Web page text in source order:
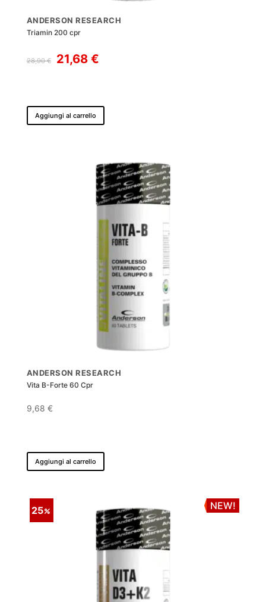
ANDERSON RESEARCH
Triamin 200 cpr
28,90€
Il
prezzo
28,90 €.
21,68 €Il
21,68 €.
Aggiungi al carrello
ANDERSON RESEARCH
Vita B-Forte 60 Cpr
9,68 €
Aggiungi al carrello
25 NEW!